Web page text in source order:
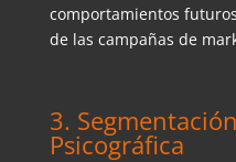
comportamientos
de las campañas de
3.
Psicográfica